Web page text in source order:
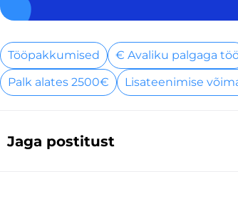
Tööpakkumised € Avaliku palgaga
Palk alates 2500€
Lisateenimise
Jaga postitust